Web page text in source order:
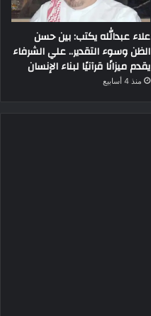
علاء عبدالله يكتب: بين حسن
الظن وسوء التقدير.. علي الشرفاء
يقدم ميزانًا قرآنيًا لبناء الإنسان
منذ 4 أسابيع